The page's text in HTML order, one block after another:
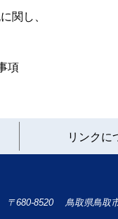
関し、
項
と
へ
リンクに
〒680-8520 鳥取県鳥取